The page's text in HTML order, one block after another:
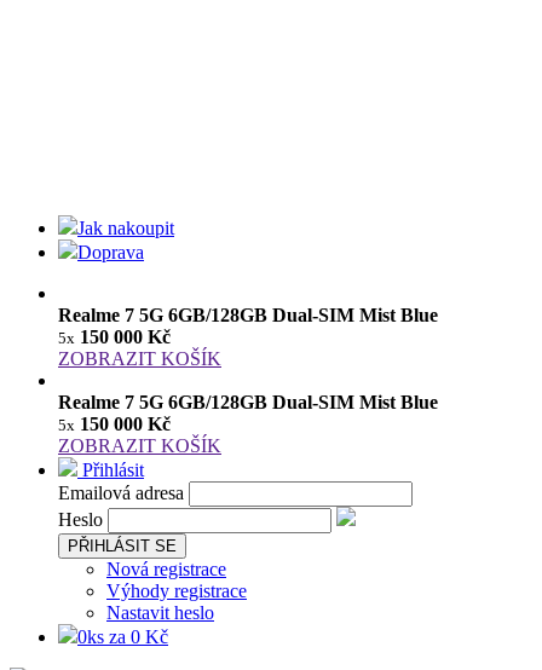
Jak nakoupit
Doprava
Realme 7 5G 6GB/128GB Dual-SIM Mist Blue
5x 150 000 Kč
ZOBRAZIT KOŠÍK
Realme 7 5G 6GB/128GB Dual-SIM Mist Blue
5x 150 000 Kč
ZOBRAZIT KOŠÍK
Přihlásit
Emailová adresa
Heslo
PŘIHLÁSIT SE
Nová registrace
Výhody registrace
Nastavit heslo
0ks za 0 Kč